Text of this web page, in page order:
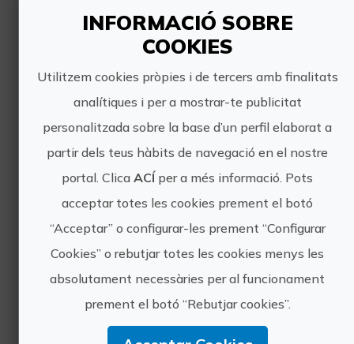
EXPERIENCIAS EN
CASTELLÓN
Volem oferir experiències singulars i
diverses amb l'objectiu de promocionar
turísticament la província de Castelló
https://experienciasencastellon.es/
hola@experienciasencastellon.com
INFORMACIÓ SOBRE
COOKIES
Utilitzem cookies pròpies i de tercers amb finalitats
analítiques i per a mostrar-te publicitat
personalitzada sobre la base d’un perfil elaborat a
partir dels teus hàbits de navegació en el nostre
portal. Clica ACÍper a més informació. Pots
acceptar totes les cookies prement el botó
“Acceptar” o configurar-les prement “Configurar
Cookies” o rebutjar totes les cookies menys les
absolutament necessàries per al funcionament
prement el botó “Rebutjar cookies”.